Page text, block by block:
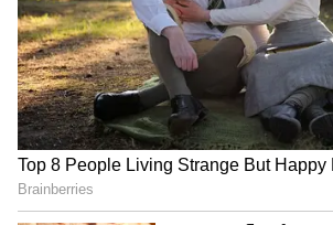
అనడంతో.. బుమ్రా హర్ట్ అయ్యి.. చరణ్
ఇచ్చాడంటూ ఓ ఫోటో వైరల్
ఫోటోని షేర్ చేసి ‘ నో ప్రాబ్లం యశ్ భాయ్..
ఫ్యాన్ ని.. మీ టాక్సిక్ మూవీ కోసం నేను
ఎదురు చూస్తున్నాను’ అని రాసి ఉంది.
చేశాడంటూ ఆ ఫోటోని వైరల్ చేయడం
అయితే... నిజానికి అది బుమ్రా పోస్టు